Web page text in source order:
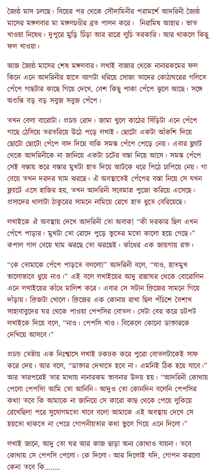
জ্যৈষ্ঠ মাস চলছে। বিয়ের পর থেকে সৌদামিনীর পরামর্শে আদরিনী জ্যৈষ্ঠ
মাসের মঙ্গলবার মা মঙ্গলচণ্ডীর ব্রত পালন করে। নিরামিষ আহার। ভাত
খাওয়া নিষেধ। দুপুরে মুড়ি চিঁড়া আর রাত্রে লুচি তরকারি। আর থাকলে কিছু
ফল খাওয়া।
আজ জ্যৈষ্ঠ মাসের শেষ মঙ্গলবার। লখাই বাজার থেকে নানারকমের ফল
কিনে এনে আদরিনীর হাতে ব্যাগটা ধরিয়ে সোজা তাদের কোঠাঘরের গলিতে
পেঁপে গাছটার কাছে গিয়ে দেখে, বেশ কিছু পাকা পেঁপে ঝুলে আছে। সঙ্গে
অগুন্তি বড় বড় সবুজ সবুজ পেঁপে।
তখন বেলা বারোটা। প্রচন্ড রোদ। জামা খুলে কাঠের সিঁড়িটা এনে পেঁপে
গাছে ঠেসিয়ে তরতরিয়ে উঠে পড়ে লখাই। ছোটো একটা আঁকশি দিয়ে
ছোটো ছোটো পেঁপে বাদ দিয়ে বাকি সমস্ত পেঁপে পেড়ে নেয়। এবার ফ্ল্যাট
থেকে আদরিনীকে না জানিয়ে একটা চটের বস্তা নিয়ে আসে। সমস্ত পেঁপে
সেই বস্তায় ভরে বস্তার মুখটা হাত দিয়ে আটকে ধরে পিঠে চাপিয়ে নেয়। গা
বেয়ে তখন দরদর ঘাম ঝরছে। ঐ অবস্থাতেই পেঁপের বস্তা নিয়ে সে যখন
ফ্ল্যাটে এসে হাজির হয়, তখন আদরিনী সবেমাত্র পুজো করিয়ে এসেছে।
প্রসাদের থালাটা ঠাকুরের সামনে নামিয়ে রেখে হাত ধুতে বেরিয়েছে।
লখাইকে ঐ অবস্থায় দেখে আদরিনী তো অবাক! “কী দরকার ছিল এখন
পেঁপে পাড়ার। মুখটা তো রোদে পুড়ে ভূতের মতো কালো হয়ে গেছে।”
কপাল গাল বেয়ে ঘাম ঝরছে তো ঝরছেই। কাঁধের এক জায়গায় রক্ত।
“কে তোমাকে পেঁপে পাড়তে বললো!” আদরিনী বলে, “যাও, হাতমুখ
ভালোভাবে ধুয়ে নাও।” এই বলে লখাইয়ের আদু রান্নাঘর থেকে বোরোলিন
এনে লখাইয়ের কাঁধে মালিশ করে। এবার সে সটান ফ্রিজের সামনে গিয়ে
দাঁড়ায়। ফ্রিজটা খোলে। ফ্রিজের এক কোনায় রাখা ছিল পঁচিশে বৈশাখ
সাহাবাবুদের ঘর থেকে পাওয়া পেপসির বোতল। সেটা বের করে চটপট
লখাইকে দিয়ে বলে, “নাও। পেপসি খাও। বিকেলে কোনো ডাক্তারকে
দেখিয়ে আসবে।”
প্রচন্ড তেষ্টায় এক নিঃশ্বাসে লখাই ঢকঢক করে পুরো বোতলটাকেই সাফ
করে দেয়। আর বলে, “ডাক্তার দেখাতে হবে না। এমনিই ঠিক হয়ে যাবে।”
আর তারপরেই তার মাথায় নানারকম ভাবনার উদয় হয়। “আদরিনী কোথায়
পেলো পেপসি! আমি তো আনিনি। আদুও তো কোনদিন বলেনি পেপসির
কথা! তবে কি আমাকে না জানিয়ে সে কারো কাছ থেকে পেয়ে লুকিয়ে
রেখেছিল! পরে সুযোগমতো খাবে বলে! আমাকে এই অবস্থায় দেখে সে
হয়তো থাকতে না পেরে গোপনীয়তার কথা ভুলে গিয়ে এনে দিলো।”
লখাই জানে, আদু তো ঘর আর কাজ ছাড়া অন্য কোথাও যায়না। তবে
কোথায় সে পেপসি পেলো। কে দিলো। আর দিলোই যদি, গোপন করলো
কেন! তবে কি........